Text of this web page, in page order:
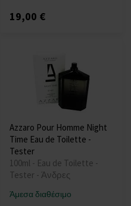
19,00 €
Azzaro Pour Homme Night
Time Eau de Toilette -
Tester
100ml - Eau de Toilette -
Tester - Άνδρες
Άμεσα διαθέσιμο